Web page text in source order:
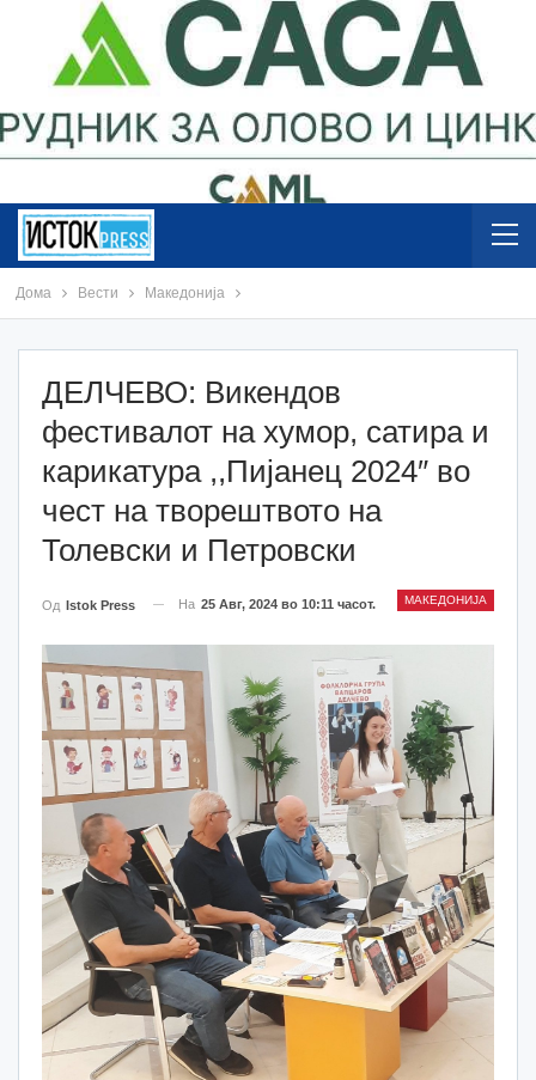
Дома Вести Македонија
ДЕЛЧЕВО: Викендов
фестивалот на хумор, сатира и
карикатура ,,Пијанец 2024″ во
чест на творештвото на
Толевски и Петровски
МАКЕДОНИЈА
Од Istok Press На 25 Авг, 2024 во 10:11 часот.